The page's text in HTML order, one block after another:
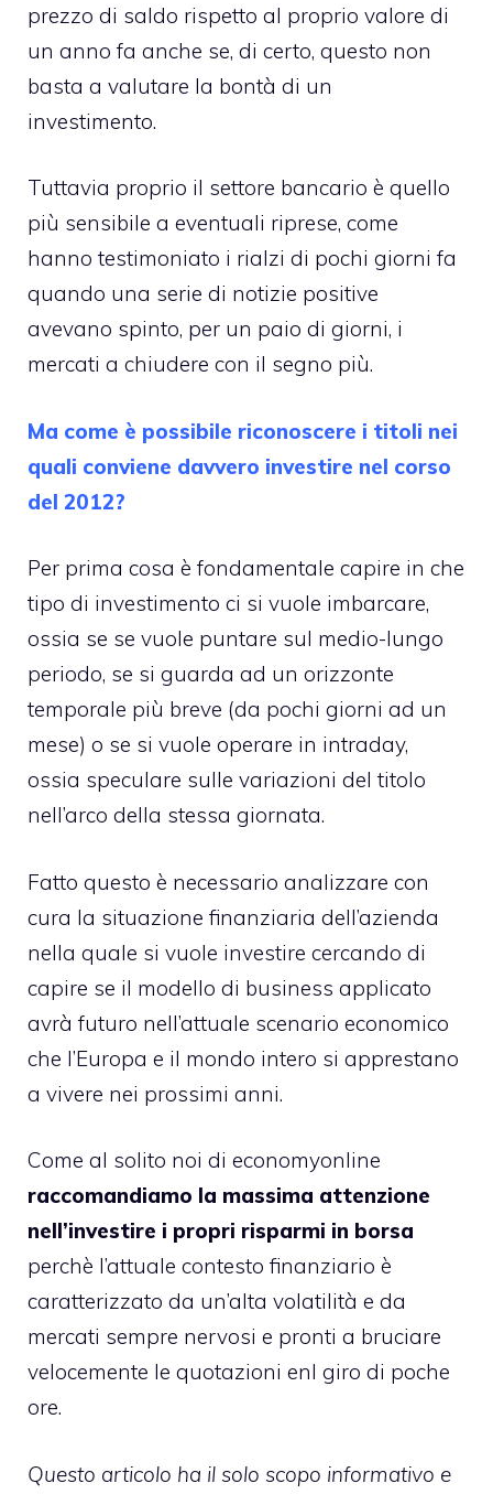
prezzo di saldo rispetto al proprio valore di
un anno fa anche se, di certo, questo non
basta a valutare la bontà di un
investimento.
Tuttavia proprio il settore bancario è quello
più sensibile a eventuali riprese, come
hanno testimoniato i rialzi di pochi giorni fa
quando una serie di notizie positive
avevano spinto, per un paio di giorni, i
mercati a chiudere con il segno più.
Ma come è possibile riconoscere i titoli nei
quali conviene davvero investire nel corso
del 2012?
Per prima cosa è fondamentale capire in che
tipo di investimento ci si vuole imbarcare,
ossia se se vuole puntare sul medio-lungo
periodo, se si guarda ad un orizzonte
temporale più breve (da pochi giorni ad un
mese) o se si vuole operare in intraday,
ossia speculare sulle variazioni del titolo
nell’arco della stessa giornata.
Fatto questo è necessario analizzare con
cura la situazione finanziaria dell’azienda
nella quale si vuole investire cercando di
capire se il modello di business applicato
avrà futuro nell’attuale scenario economico
che l’Europa e il mondo intero si apprestano
a vivere nei prossimi anni.
Come al solito noi di economyonline
raccomandiamo la massima attenzione
nell’investire i propri risparmi in borsa
perchè l’attuale contesto finanziario è
caratterizzato da un’alta volatilità e da
mercati sempre nervosi e pronti a bruciare
velocemente le quotazioni enl giro di poche
ore.
Questo articolo ha il solo scopo informativo e